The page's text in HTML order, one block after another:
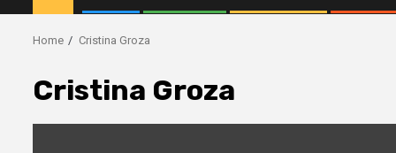
Home Cristina Groza
Cristina Groza